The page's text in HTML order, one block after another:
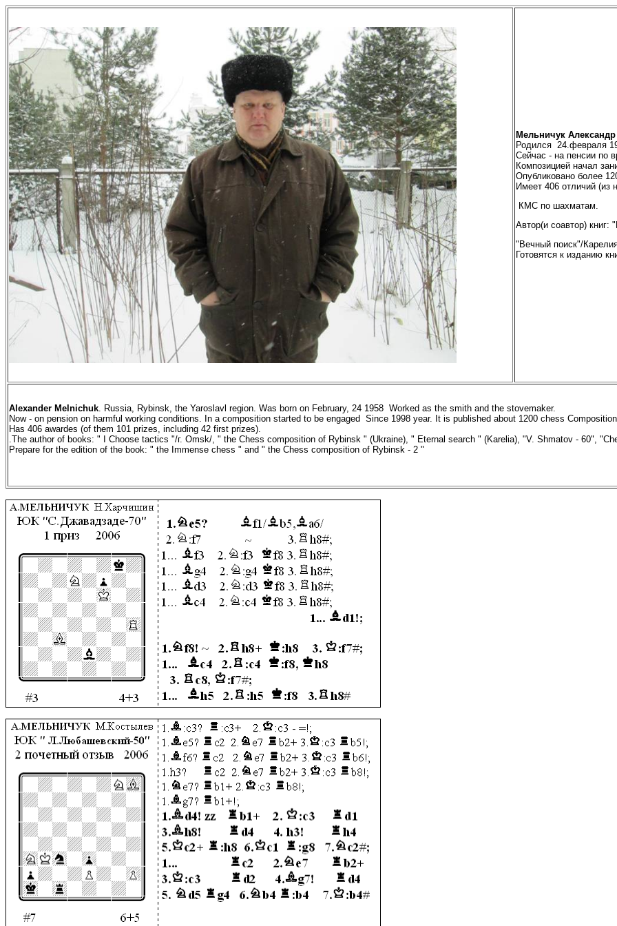
Мельничук
Родился 24.февраля
Сейчас - на пенсии по
Композицией начал
Опубликовано более
Имеет 406 отличий (из
КМС по шахматам.
Автор(и соавтор)
"Вечный поиск"/
Готовятся к изданию
Alexander Melnichuk. Russia, Rybinsk, the Yaroslavl region. Was born on February, 24 1958 Worked as the smith and the stovemaker.
Now - on pension on harmful working conditions. In a composition started to be engaged Since 1998 year. It is published about 1200 chess
Has 406 awardes (of them 101 prizes, including 42 first prizes).
.The author of books: " I Choose tactics "/г. Omsk/, " the Chess composition of Rybinsk " (Ukraine), " Eternal search " (Karelia), "V. Shmatov - 60",
Prepare for the edition of the book: " the Immense chess " and " the Chess composition of Rybinsk - 2 "